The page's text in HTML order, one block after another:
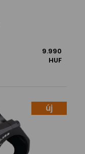
9.990
HUF
új